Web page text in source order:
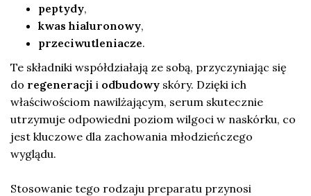
peptydy,
kwas hialuronowy,
przeciwutleniacze.
Te składniki współdziałają ze sobą, przyczyniając się
do regeneracji i odbudowy skóry. Dzięki ich
właściwościom nawilżającym, serum skutecznie
utrzymuje odpowiedni poziom wilgoci w naskórku, co
jest kluczowe dla zachowania młodzieńczego
wyglądu.
Stosowanie tego rodzaju preparatu przynosi